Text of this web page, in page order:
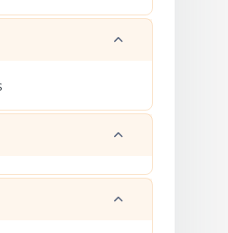
Redueix
Redueix
Redueix